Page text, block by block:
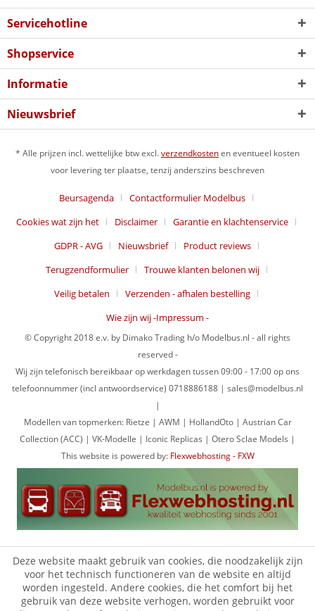
Servicehotline
Shopservice
Informatie
Nieuwsbrief
* Alle prijzen incl. wettelijke btw excl.verzendkostenen eventueel kosten
voor levering ter plaatse, tenzij anderszins beschreven
Beursagenda
Contactformulier Modelbus
Cookies wat zijn het
Disclaimer
Garantie en klachtenservice
GDPR - AVG
Nieuwsbrief
Product reviews
Terugzendformulier
Trouwe klanten belonen wij
Veilig betalen
Verzenden - afhalen bestelling
Wie zijn wij -Impressum -
© Copyright 2018 e.v. by Dimako Trading h/o Modelbus.nl - all rights
reserved -
Wij zijn telefonisch bereikbaar op werkdagen tussen 09:00 - 17:00 op ons
telefoonnummer (incl antwoordservice) 0718886188 | sales@modelbus.nl
|
Modellen van topmerken: Rietze | AWM | HollandOto | Austrian Car
Collection (ACC) | VK-Modelle | Iconic Replicas | Otero Sclae Models |
This website is powered by: Flexwebhosting - FXW
Deze website maakt gebruik van cookies, die noodzakelijk zijn
voor het technisch functioneren van de website en altijd
worden ingesteld. Andere cookies, die het comfort bij het
gebruik van deze website verhogen, worden gebruikt voor